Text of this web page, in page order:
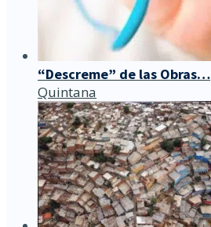
“Descreme” de las Obras…
Quintana